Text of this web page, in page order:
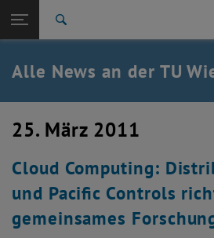
TU Login
Quicklinks
Quicklinks-Menü umschalten
Studium
Karriere
Zurück: Subseiten von TU Wien Startseite
Zurück zur letzten Ebene:
TU Wien Startseite
Übersicht
Alle News an der TU
25. März 2011
Cloud Computing:
und Pacific Controls
gemeinsames